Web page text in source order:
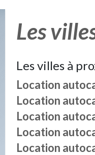
Les
Les villes à
Location
Location
Location
Location
Location